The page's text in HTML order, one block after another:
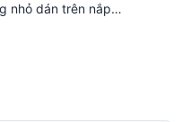
nhỏ dán trên nắp…